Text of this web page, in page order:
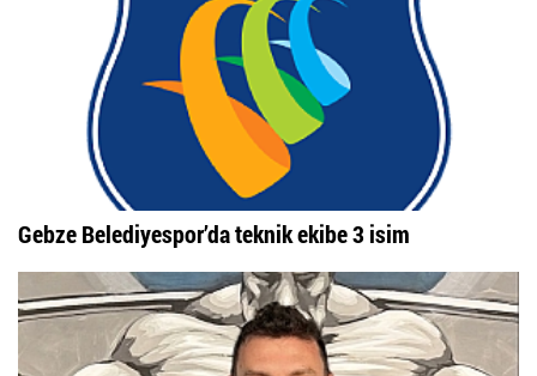
Gebze Belediyespor’da teknik ekibe 3 isim